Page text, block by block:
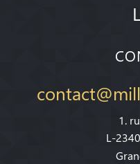
1.
L-